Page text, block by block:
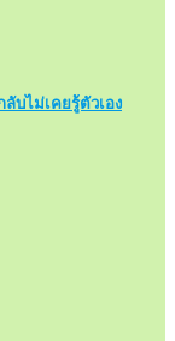
บไม่เคยรู้ตัวเอง